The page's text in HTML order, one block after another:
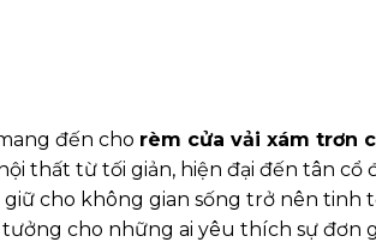
đến cho rèm cửa vải xám trơn
thất từ tối giản, hiện đại đến tân cổ
cho không gian sống trở nên tinh
cho những ai yêu thích sự đơn